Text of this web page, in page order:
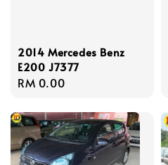
2014 Mercedes Benz
E200 J7377
Regular
RM 0.00